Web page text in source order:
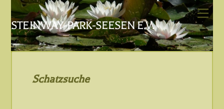
contentSTEINWAY-PARK-SEESEN E.V.
Schatzsuche